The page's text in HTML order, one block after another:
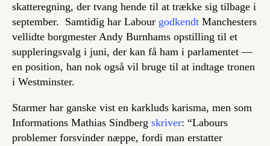
skatteregning, der tvang hende til at trække sig tilbage i
september. Samtidig har Labour godkendt Manchesters
vellidte borgmester Andy Burnhams opstilling til et
suppleringsvalg i juni, der kan få ham i parlamentet —
en position, han nok også vil bruge til at indtage tronen
i Westminster.
Starmer har ganske vist en karkluds karisma, men som
Informations Mathias Sindberg skriver: “Labours
problemer forsvinder næppe, fordi man erstatter